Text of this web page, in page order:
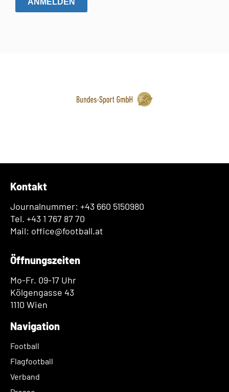
ANMELDEN
Kontakt
Journalnummer: +43 660 5150980
Tel. +43 1 767 87 70
Mail: office@football.at
Öffnungszeiten
Mo-Fr. 09-17 Uhr
Kölgengasse 43
1110 Wien
Navigation
Football
Flagfootball
Verband